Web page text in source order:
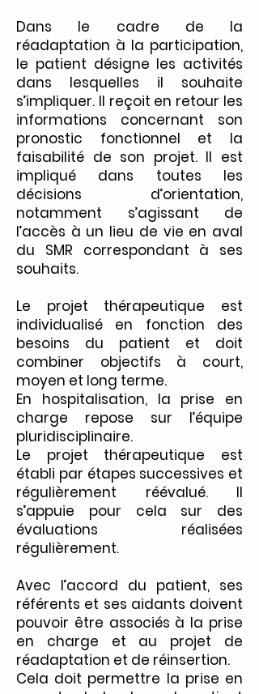
Dans le cadre de la
réadaptation à la participation,
le patient désigne les activités
dans lesquelles il souhaite
s’impliquer. Il reçoit en retour les
informations concernant son
pronostic fonctionnel et la
faisabilité de son projet. Il est
impliqué dans toutes les
décisions d’orientation,
notamment s’agissant de
l’accès à un lieu de vie en aval
du SMR correspondant à ses
souhaits.
Le projet thérapeutique est
individualisé en fonction des
besoins du patient et doit
combiner objectifs à court,
moyen et long terme.
En hospitalisation, la prise en
charge repose sur l’équipe
pluridisciplinaire.
Le projet thérapeutique est
établi par étapes successives et
régulièrement réévalué. Il
s’appuie pour cela sur des
évaluations réalisées
régulièrement.
Avec l’accord du patient, ses
référents et ses aidants doivent
pouvoir être associés à la prise
en charge et au projet de
réadaptation et de réinsertion.
Cela doit permettre la prise en